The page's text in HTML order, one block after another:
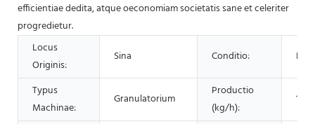
efficientiae dedita, atque oeconomiam societatis sane et celeriter
progredietur.
Locus
Originis:
Sina Conditio:
Typus
Machinae:
Granulatorium
Productio
(kg/h):
100